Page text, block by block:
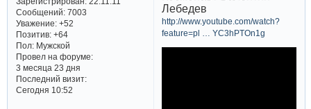
Сообщений:7003
Уважение: +52
Позитив: +64
Пол:Мужской
Провел на форуме:
3 месяца 23 дня
Последний визит:
Сегодня 10:52
Лебедев
http://www.youtube.com/watch?
feature=pl … YC3hPTOn1g